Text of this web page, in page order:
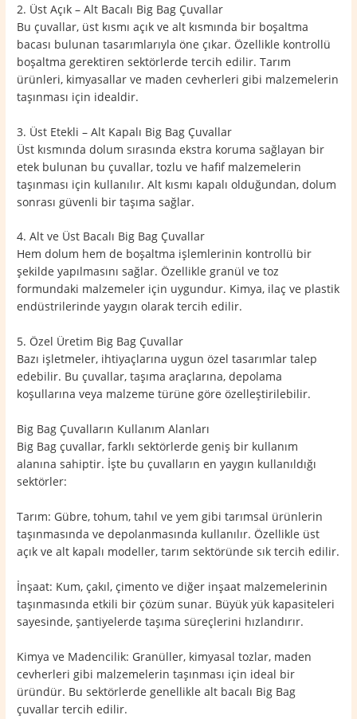
2. Üst Açık – Alt Bacalı Big Bag Çuvallar
Bu çuvallar, üst kısmı açık ve alt kısmında bir boşaltma
bacası bulunan tasarımlarıyla öne çıkar. Özellikle kontrollü
boşaltma gerektiren sektörlerde tercih edilir. Tarım
ürünleri, kimyasallar ve maden cevherleri gibi malzemelerin
taşınması için idealdir.
3. Üst Etekli – Alt Kapalı Big Bag Çuvallar
Üst kısmında dolum sırasında ekstra koruma sağlayan bir
etek bulunan bu çuvallar, tozlu ve hafif malzemelerin
taşınması için kullanılır. Alt kısmı kapalı olduğundan, dolum
sonrası güvenli bir taşıma sağlar.
4. Alt ve Üst Bacalı Big Bag Çuvallar
Hem dolum hem de boşaltma işlemlerinin kontrollü bir
şekilde yapılmasını sağlar. Özellikle granül ve toz
formundaki malzemeler için uygundur. Kimya, ilaç ve plastik
endüstrilerinde yaygın olarak tercih edilir.
5. Özel Üretim Big Bag Çuvallar
Bazı işletmeler, ihtiyaçlarına uygun özel tasarımlar talep
edebilir. Bu çuvallar, taşıma araçlarına, depolama
koşullarına veya malzeme türüne göre özelleştirilebilir.
Big Bag Çuvalların Kullanım Alanları
Big Bag çuvallar, farklı sektörlerde geniş bir kullanım
alanına sahiptir. İşte bu çuvalların en yaygın kullanıldığı
sektörler:
Tarım: Gübre, tohum, tahıl ve yem gibi tarımsal ürünlerin
taşınmasında ve depolanmasında kullanılır. Özellikle üst
açık ve alt kapalı modeller, tarım sektöründe sık tercih edilir.
İnşaat: Kum, çakıl, çimento ve diğer inşaat malzemelerinin
taşınmasında etkili bir çözüm sunar. Büyük yük kapasiteleri
sayesinde, şantiyelerde taşıma süreçlerini hızlandırır.
Kimya ve Madencilik: Granüller, kimyasal tozlar, maden
cevherleri gibi malzemelerin taşınması için ideal bir
üründür. Bu sektörlerde genellikle alt bacalı Big Bag
çuvallar tercih edilir.